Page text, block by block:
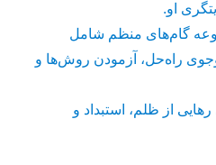
او.
گام‌های منظم شامل
راه‌حل، آزمودن روش‌ها و
از ظلم، استبداد و